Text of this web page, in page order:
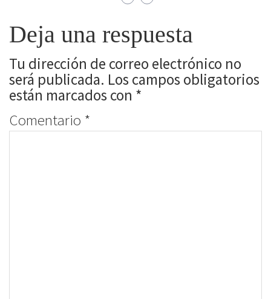
Deja una respuesta
Tu dirección de correo electrónico no
será publicada. Los campos obligatorios
están marcados con *
Comentario *